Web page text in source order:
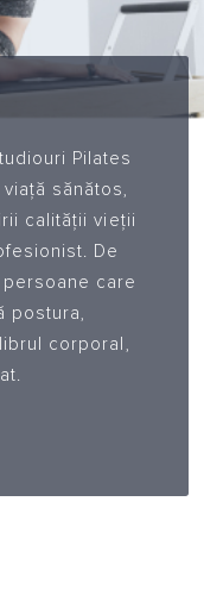
Pilates
sănătos,
calității vieții
De
care
postura,
corporal,